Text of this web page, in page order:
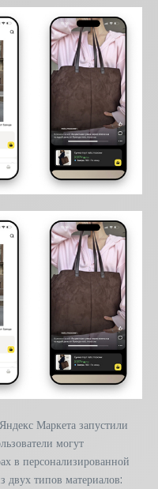
Маркета запустили
могут
в персонализированной
двух типов материалов: